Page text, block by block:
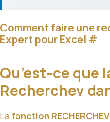
Comment faire une
Expert pour Excel #
Qu’est-ce que
Recherchev
La fonction RECHERCHEV